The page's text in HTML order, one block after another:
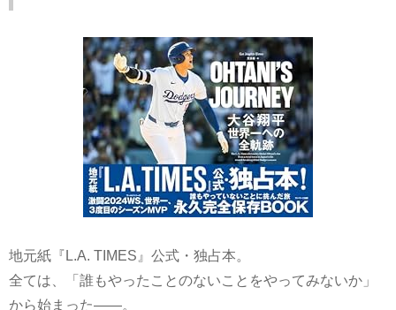
地元紙『L.A. TIMES』公式・独占本。
全ては、「誰もやったことのないことをやってみないか」
から始まった――。